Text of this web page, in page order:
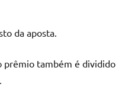
da aposta.
prêmio também é dividido